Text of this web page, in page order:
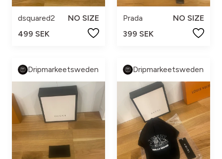
dsquared2
NO SIZE
499 SEK
Prada
NO SIZE
399 SEK
Dripmarkeetsweden Dripmarkeetsweden